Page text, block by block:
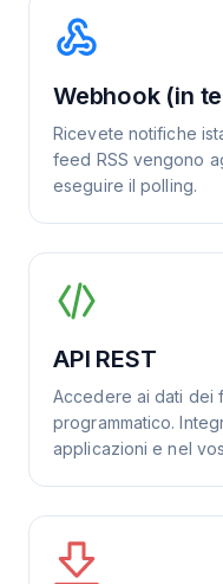
Webhook (in
Ricevete notifiche
feed RSS vengono
eseguire il polling.
API REST
Accedere ai dati dei
programmatico.
applicazioni e nel